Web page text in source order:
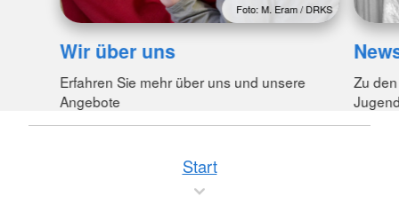
Foto: M. Eram / DRKS
Wir über uns
Erfahren Sie mehr über uns und unsere
Angebote
Zu
Start